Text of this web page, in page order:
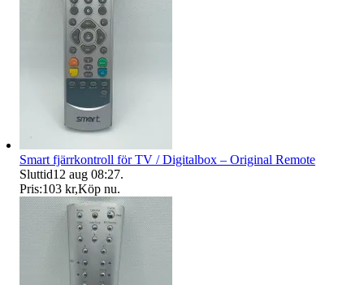
Smart fjärrkontroll för TV / Digitalbox – Original Remote
Sluttid12 aug 08:27.
Pris:103 kr,Köp nu.